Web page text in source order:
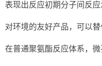
表现出反应初期分子间反
对环境的友好产品，可以替
在普通聚氨酯反应体系，